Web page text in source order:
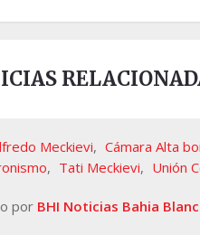
Meckievi, Cámara Alta
, Tati Meckievi, Unión
por BHI Noticias Bahia